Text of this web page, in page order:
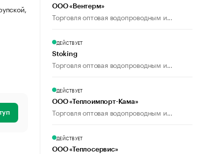
ООО «Вентерм»
Торговля оптовая водопроводным и...
ДЕЙСТВУЕТ
Stoking
Торговля оптовая водопроводным и...
ДЕЙСТВУЕТ
ООО «Теплоимпорт-Кама»
Торговля оптовая водопроводным и...
ДЕЙСТВУЕТ
ООО «Теплосервис»